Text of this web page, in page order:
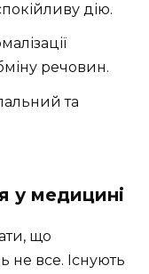
дію.
речовин.
та
у медицині
що
не все. Існують